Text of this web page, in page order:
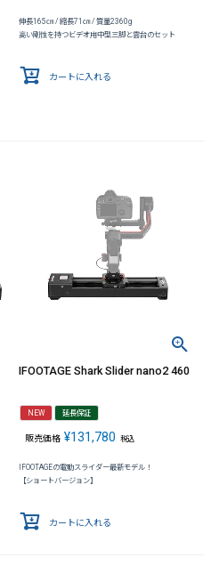
伸長165㎝ / 縮長71㎝ / 質量2360g
高い剛性を持つビデオ用中型三脚と雲台のセット
カートに入れる
IFOOTAGE Shark Slider nano2 460
NEW 延長保証
販売価格 ¥131,780 税込
IFOOTAGEの電動スライダー最新モデル！
【ショートバージョン】
カートに入れる